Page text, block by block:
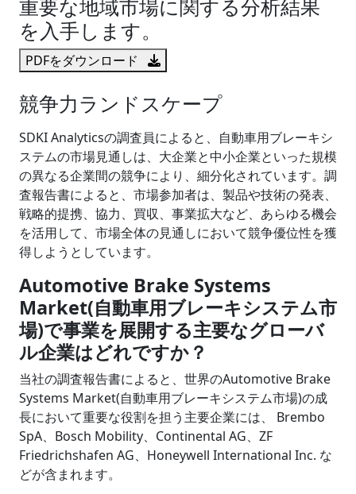
重要な地域市場に関する分析結果
を入手します。
PDFをダウンロード
競争力ランドスケープ
SDKI Analyticsの調査員によると、自動車用ブレーキシ
ステムの市場見通しは、大企業と中小企業といった規模
の異なる企業間の競争により、細分化されています。調
査報告書によると、市場参加者は、製品や技術の発表、
戦略的提携、協力、買収、事業拡大など、あらゆる機会
を活用して、市場全体の見通しにおいて競争優位性を獲
得しようとしています。
Automotive Brake Systems
Market(自動車用ブレーキシステム市
場)で事業を展開する主要なグローバ
ル企業はどれですか？
当社の調査報告書によると、世界のAutomotive Brake
Systems Market(自動車用ブレーキシステム市場)の成
長において重要な役割を担う主要企業には、 Brembo
SpA、Bosch Mobility、Continental AG、ZF
Friedrichshafen AG、Honeywell International Inc. な
どが含まれます。